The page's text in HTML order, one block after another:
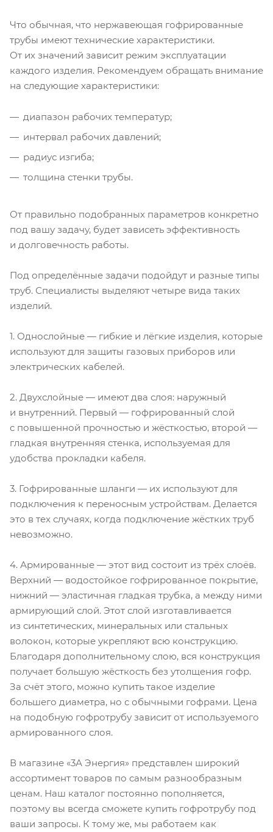
Что обычная, что нержавеющая гофрированные
трубы имеют технические характеристики.
От их значений зависит режим эксплуатации
каждого изделия. Рекомендуем обращать внимание
на следующие характеристики:
диапазон рабочих температур;
интервал рабочих давлений;
радиус изгиба;
толщина стенки трубы.
От правильно подобранных параметров конкретно
под вашу задачу, будет зависеть эффективность
и долговечность работы.
Под определённые задачи подойдут и разные типы
труб. Специалисты выделяют четыре вида таких
изделий.
1. Однослойные — гибкие и лёгкие изделия, которые
используют для защиты газовых приборов или
электрических кабелей.
2. Двухслойные — имеют два слоя: наружный
и внутренний. Первый — гофрированный слой
с повышенной прочностью и жёсткостью, второй —
гладкая внутренняя стенка, используемая для
удобства прокладки кабеля.
3. Гофрированные шланги — их используют для
подключения к переносным устройствам. Делается
это в тех случаях, когда подключение жёстких труб
невозможно.
4. Армированные — этот вид состоит из трёх слоёв.
Верхний — водостойкое гофрированное покрытие,
нижний — эластичная гладкая трубка, а между ними
армирующий слой. Этот слой изготавливается
из синтетических, минеральных или стальных
волокон, которые укрепляют всю конструкцию.
Благодаря дополнительному слою, вся конструкция
получает большую жёсткость без утолщения гофр.
За счёт этого, можно купить такое изделие
большего диаметра, но с обычными гофрами. Цена
на подобную гофротрубу зависит от используемого
армированного слоя.
В магазине «3А Энергия» представлен широкий
ассортимент товаров по самым разнообразным
ценам. Наш каталог постоянно пополняется,
поэтому вы всегда сможете купить гофротрубу под
ваши запросы. К тому же, мы работаем как